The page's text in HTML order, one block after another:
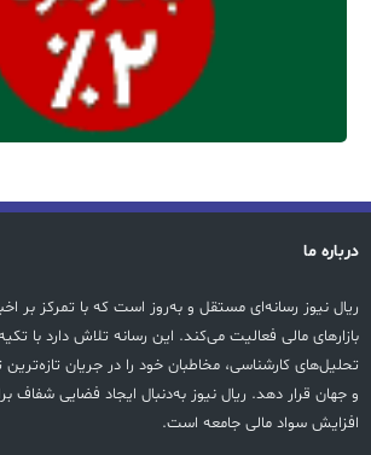
درباره ما
ریال نیوز رسانه‌ای مستقل و به‌روز است که با تمرکز بر
بازارهای مالی فعالیت می‌کند. این رسانه تلاش دارد با
تحلیل‌های کارشناسی، مخاطبان خود را در جریان تازه‌ترین
و جهان قرار دهد. ریال نیوز به‌دنبال ایجاد فضایی شفاف
افزایش سواد مالی جامعه است.